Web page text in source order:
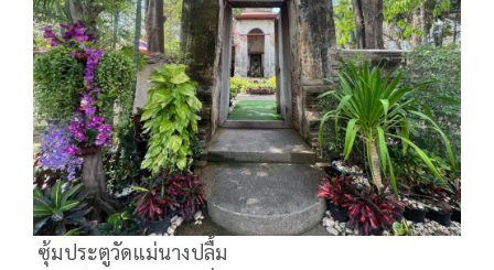
ซุ้มประตูวัดแม่นางปลื้ม